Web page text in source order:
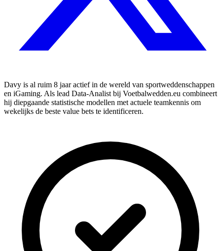
Davy is al ruim 8 jaar actief in de wereld van sportweddenschappen
en iGaming. Als lead Data-Analist bij Voetbalwedden.eu combineert
hij diepgaande statistische modellen met actuele teamkennis om
wekelijks de beste value bets te identificeren.